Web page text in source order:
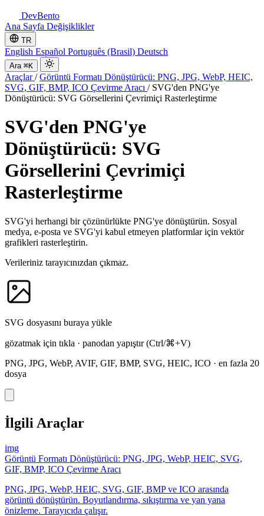
DevBento
Ana Sayfa Değişiklikler
TR
English Español Português (Brasil) Deutsch
Ara ⌘K
Araçlar/ Görüntü Formatı Dönüştürücü: PNG, JPG, WebP, HEIC,
SVG, GIF, BMP, ICO Çevirme Aracı / SVG'den PNG'ye
Dönüştürücü: SVG Görsellerini Çevrimiçi Rasterleştirme
SVG'den PNG'ye
Dönüştürücü: SVG
Görsellerini Çevrimiçi
Rasterleştirme
SVG'yi herhangi bir çözünürlükte PNG'ye dönüştürün. Sosyal
medya, e-posta ve SVG'yi kabul etmeyen platformlar için vektör
grafikleri rasterleştirin.
Verileriniz tarayıcınızdan çıkmaz.
SVG dosyasını buraya yükle
gözatmak için tıkla · panodan yapıştır(Ctrl/⌘+V)
PNG, JPG, WebP, AVIF, GIF, BMP, SVG, HEIC, ICO · en fazla 20
dosya
İlgili Araçlar
img
Görüntü Formatı Dönüştürücü: PNG, JPG, WebP, HEIC, SVG,
GIF, BMP, ICO Çevirme Aracı
PNG, JPG, WebP, HEIC, SVG, GIF, BMP ve ICO arasında
görüntü dönüştürün. Boyutlandırma, sıkıştırma ve yan yana
önizleme. Tarayıcıda çalışır.